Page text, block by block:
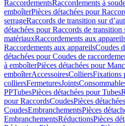
RaccordementsRaccordements à
emboîterPièces détachées pour
serrageRaccords de transition sur
détachées pour Raccords de transition
matériauxRaccordements aux
Raccordements aux appareilsCoudes
détachées pour Coudes de
à emboîterPièces détachées pour
emboîterAccessoiresColliersFixations
colliersFermeturesJoints
PPTubesPièces détachées pour Tubes
pour RaccordsCoudesPièces
CoudesEmbranchementsPièces
EmbranchementsRéductionsPièces